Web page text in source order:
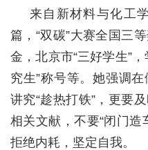
来自新材料与化工
篇，“双碳”大赛全国三
金，北京市“三好学生”
究生”称号等。她强调
讲究“趁热打铁”，更要
相关文献，不要“闭门造
拒绝内耗，坚定自我。